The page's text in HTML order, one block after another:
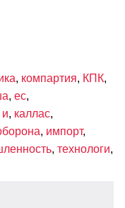
, компартия, КПК,
, ес,
, каллас,
, импорт,
, технологи,